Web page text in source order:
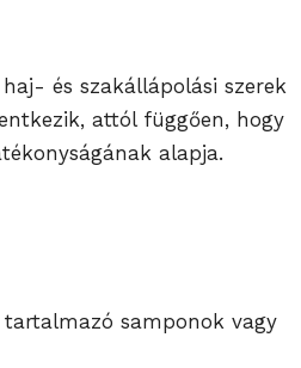
és szakállápolási szerek
attól függően, hogy
alapja.
samponok vagy